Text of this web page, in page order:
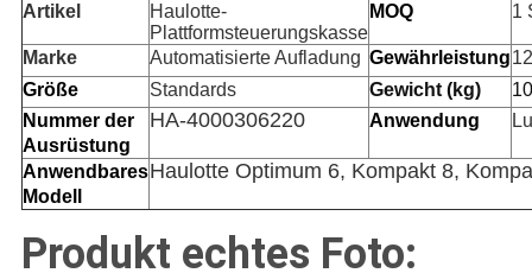
Artikel
Haulotte-
Plattformsteuerungskasse
MOQ 1
Marke Automatisierte Aufladung Gewährleistung
Größe
Standards Gewicht (kg)
10
Nummer der
Ausrüstung
HA-4000306220 Anwendung
Anwendbares
Modell
Haulotte Optimum 6, Kompakt 8,
Produkt echtes Foto: